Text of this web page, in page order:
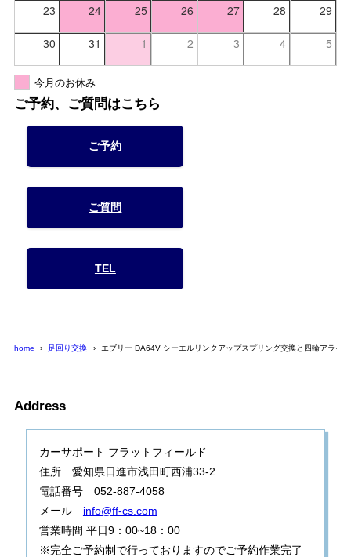
23 24 25 26 27 28 29
30 31 1 2 3 4 5
今月のお休み
ご予約、ご質問はこちら
ご予約
ご質問
TEL
home 足回り交換 エブリー DA64V シーエルリンクアップスプリング交換と四輪アライ
Address
カーサポート フラットフィールド
住所 愛知県日進市浅田町西浦33-2
電話番号 052-887-4058
メール info@ff-cs.com
営業時間 平日9：00~18：00
※完全ご予約制で行っておりますのでご予約作業完了